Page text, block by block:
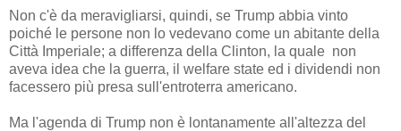
Non c'è da meravigliarsi, quindi, se Trump abbia vinto
poiché le persone non lo vedevano come un abitante della
Città Imperiale; a differenza della Clinton, la quale non
aveva idea che la guerra, il welfare state ed i dividendi non
facessero più presa sull'entroterra americano.
Ma l'agenda di Trump non è lontanamente all'altezza del